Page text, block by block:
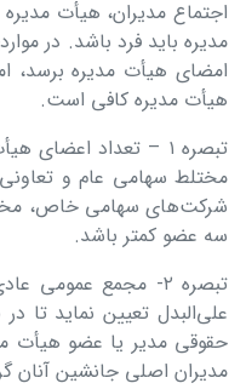
اجتماع مدیران، هیأت
مدیره باید فرد باشد. در
امضای هیأت مدیره برسد،
هیأت مدیره کافی است.
تبصره ۱ – تعداد
مختلط سهامی عام و
شرکت‌های سهامی خاص،
سه عضو کمتر باشد.
تبصره ۲- مجمع عمومی
علی‌البدل تعیین نماید تا
حقوقی مدیر یا عضو هیأت
مدیران اصلی جانشین آنان